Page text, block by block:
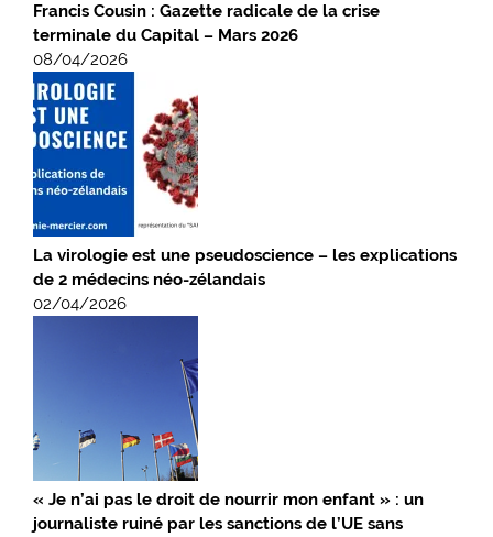
Francis Cousin : Gazette radicale de la crise
terminale du Capital – Mars 2026
08/04/2026
La virologie est une pseudoscience – les explications
de 2 médecins néo-zélandais
02/04/2026
« Je n’ai pas le droit de nourrir mon enfant » : un
journaliste ruiné par les sanctions de l’UE sans